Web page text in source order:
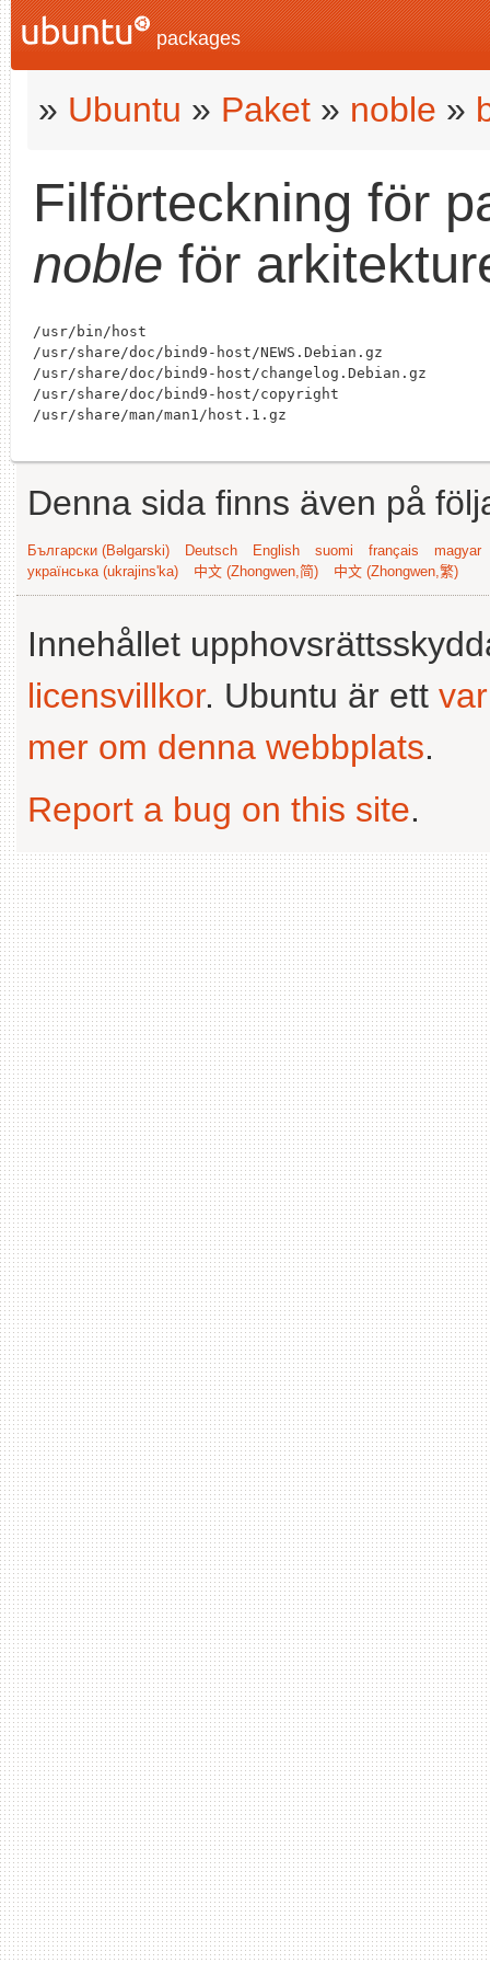
packages
» Ubuntu » Paket » noble »
Filförteckning för
noble för
/usr/bin/host
/usr/share/doc/bind9-host/NEWS.Debian.gz
/usr/share/doc/bind9-host/changelog.Debian.gz
/usr/share/doc/bind9-host/copyright
Denna sida finns även på
Български (Bəlgarski) Deutsch English suomi français
magyar
українська (ukrajins'ka)
中文 (Zhongwen,简) 中文 (Zhongwen,繁)
Innehållet
licensvillkor. Ubuntu är ett
mer om denna webbplats.
Report a bug on this site.